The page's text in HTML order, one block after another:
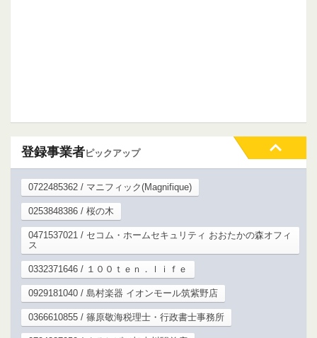
登録事業者ピックアップ
0722485362 / マニフィック(Magnifique)
0253848386 / 桜の木
0471537021 / セコム・ホームセキュリティ おおたかの森オフィ
ス
0332371646 / １００ｔｅｎ．ｌｉｆｅ
0929181040 / 島村楽器 イオンモール筑紫野店
0366610855 / 篠原敬海税理士・行政書士事務所